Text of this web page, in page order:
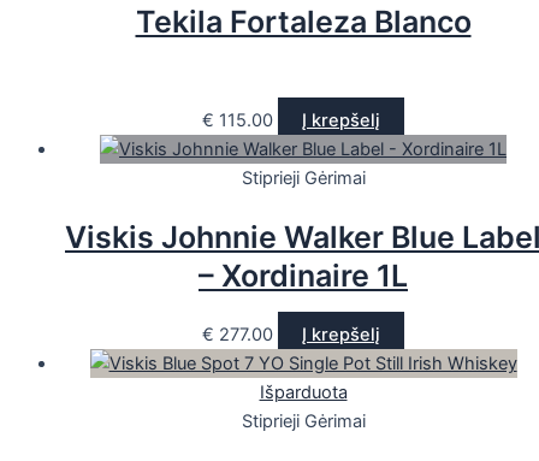
Tekila Fortaleza Blanco
€ 115.00 Į krepšelį
Stiprieji Gėrimai
Viskis Johnnie Walker Blue
– Xordinaire 1L
€ 277.00 Į krepšelį
Išparduota
Stiprieji Gėrimai